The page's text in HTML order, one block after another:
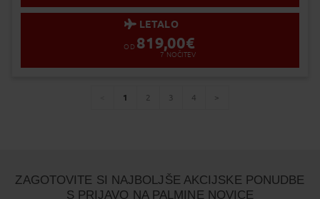
LETALO
OD 819,00€
7 NOČITEV
You're
1
page
2
page
3 4
ZAGOTOVITE SI NAJBOLJŠE AKCIJSKE PONUDBE
S PRIJAVO NA PALMINE NOVICE